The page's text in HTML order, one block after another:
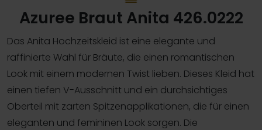
Azuree Braut Anita 426.0222
Das Anita Hochzeitskleid ist eine elegante und
raffinierte Wahl für Bräute, die einen romantischen
Look mit einem modernen Twist lieben. Dieses Kleid hat
einen tiefen V-Ausschnitt und ein durchsichtiges
Oberteil mit zarten Spitzenapplikationen, die für einen
eleganten und femininen Look sorgen. Die